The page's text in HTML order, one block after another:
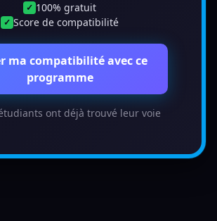
✓ 100% gratuit
✓ Score de compatibilité
ma compatibilité avec ce
programme
ont déjà trouvé leur voie